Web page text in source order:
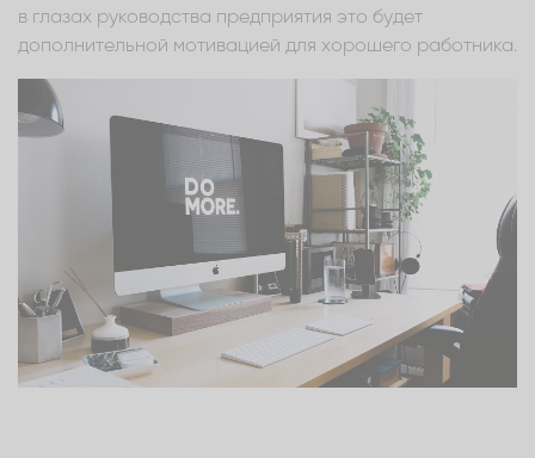
в глазах руководства предприятия это будет
дополнительной мотивацией для хорошего работника.